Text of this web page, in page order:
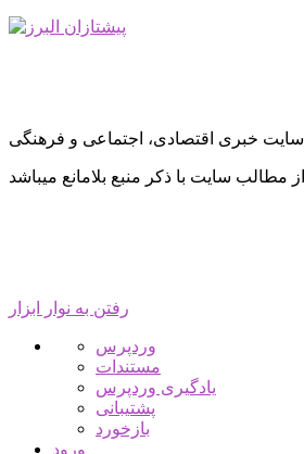
سایت خبری اقتصادی، اجتماعی و فرهنگی
رفتن به نوار ابزار
درباره
وردپرس
وردپرس
مستندات
یادگیری وردپرس
پشتیبانی
بازخورد
ورود